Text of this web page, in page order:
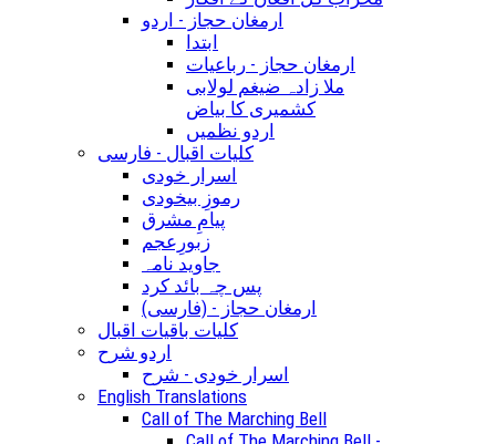
ارمغان حجاز - اردو
ابتدا
ارمغان حجاز - رباعیات
ملا زادہ ضیغم لولابی
کشمیری کا بیاض
اردو نظمیں
کلیات اقبال - فارسی
اسرار خودی
رموزِ بیخودی
پیامِ مشرق
زبورِعجم
جاوید نامہ
پس چہ بائد کرد
(ارمغان حجاز - (فارسی
کلیات باقیات اقبال
اردو شرح
اسرار خودی - شرح
English Translations
Call of The Marching Bell